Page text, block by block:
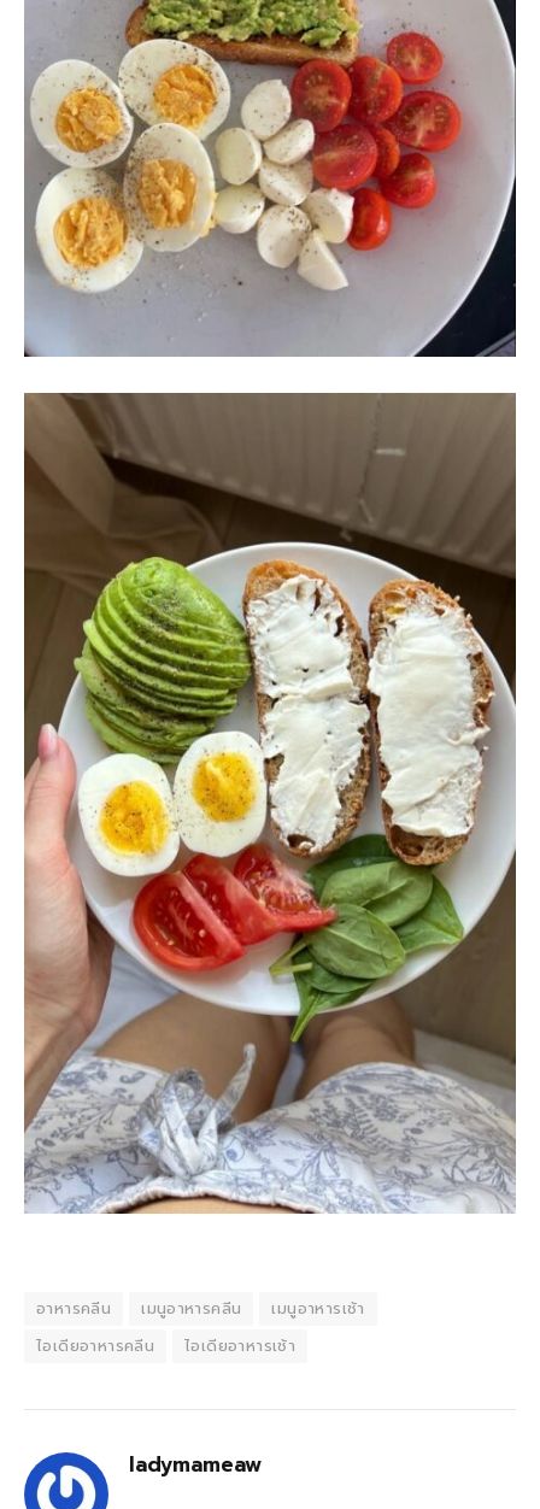
อาหารคลีน เมนูอาหารคลีน
เมนูอาหารเช้า
ไอเดียอาหารคลีน
ไอเดียอาหารเช้า
ladymameaw